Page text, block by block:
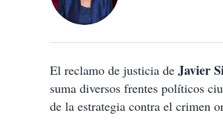
d
e
c
m
a
r
El reclamo de justicia de Javier
suma diversos frentes políticos
de la estrategia contra el crimen